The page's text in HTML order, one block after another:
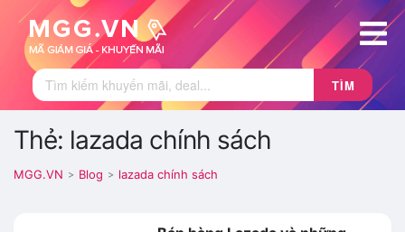
TÌM
Thẻ: lazada chính sách
MGG.VN > Blog > lazada chính sách